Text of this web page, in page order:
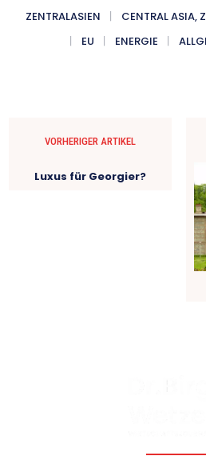
ZENTRALASIEN CENTRAL ASIA,
EU
ENERGIE
VORHERIGER ARTIKEL
Luxus für Georgier?